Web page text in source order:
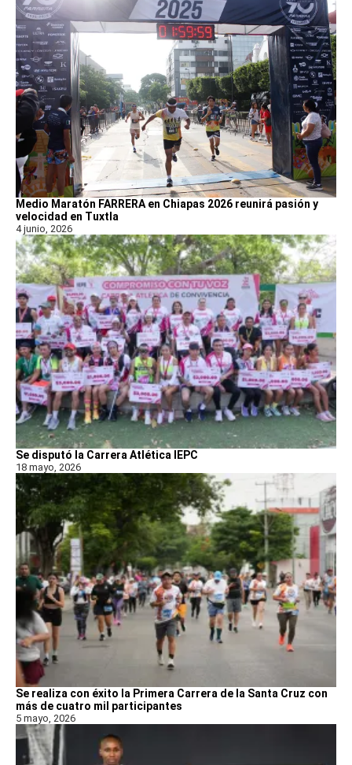
Medio Maratón FARRERA en Chiapas 2026 reunirá pasión y
velocidad en Tuxtla
4 junio, 2026
Se disputó la Carrera Atlética IEPC
18 mayo, 2026
Se realiza con éxito la Primera Carrera de la Santa Cruz con
más de cuatro mil participantes
5 mayo, 2026